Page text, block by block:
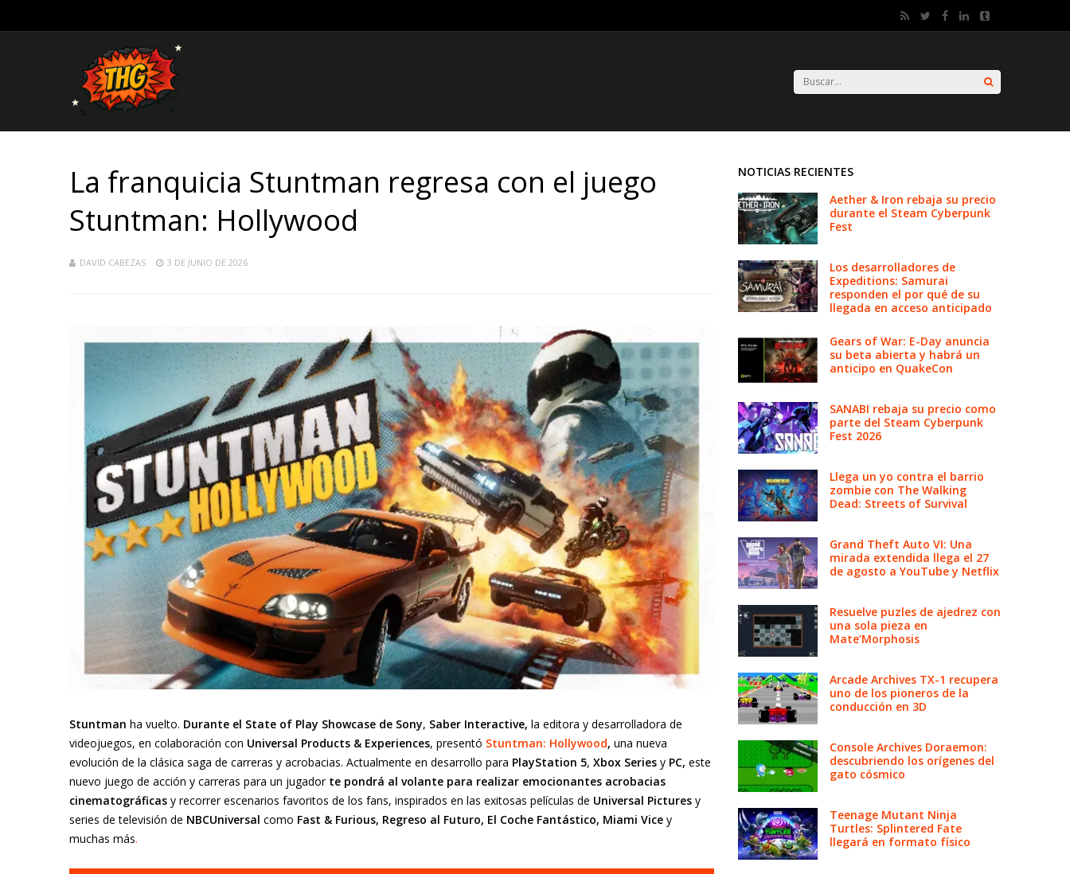
La franquicia Stuntman regresa con el juego
Stuntman: Hollywood
DAVID CABEZAS 3 DE JUNIO DE 2026
Stuntman ha vuelto. Durante el State of Play Showcase de Sony, Saber Interactive, la editora y desarrolladora de
videojuegos, en colaboración con Universal Products & Experiences, presentó Stuntman: Hollywood, una nueva
evolución de la clásica saga de carreras y acrobacias. Actualmente en desarrollo para PlayStation 5, Xbox Series y PC, este
nuevo juego de acción y carreras para un jugadorte pondrá al volante para realizar emocionantes acrobacias
cinematográficas y recorrer escenarios favoritos de los fans, inspirados en las exitosas películas de Universal Pictures y
series de televisión de NBCUniversal como Fast & Furious, Regreso al Futuro, El Coche Fantástico, Miami Vice y
muchas más.
NOTICIAS RECIENTES
Aether & Iron rebaja su precio
durante el Steam Cyberpunk
Fest
Los desarrolladores de
Expeditions: Samurai
responden el por qué de su
llegada en acceso anticipado
Gears of War: E-Day anuncia
su beta abierta y habrá un
anticipo en QuakeCon
SANABI rebaja su precio como
parte del Steam Cyberpunk
Fest 2026
Llega un yo contra el barrio
zombie con The Walking
Dead: Streets of Survival
Grand Theft Auto VI: Una
mirada extendida llega el 27
de agosto a YouTube y Netflix
Resuelve puzles de ajedrez con
una sola pieza en
Mate’Morphosis
Arcade Archives TX-1 recupera
uno de los pioneros de la
conducción en 3D
Console Archives Doraemon:
descubriendo los orígenes del
gato cósmico
Teenage Mutant Ninja
Turtles: Splintered Fate
llegará en formato físico